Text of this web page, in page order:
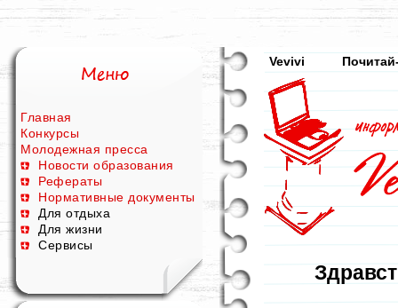
Главная
Конкурсы
Молодежная пресса
Новости образования
Рефераты
Нормативные документы
Для отдыха
Для жизни
Сервисы
Vevivi